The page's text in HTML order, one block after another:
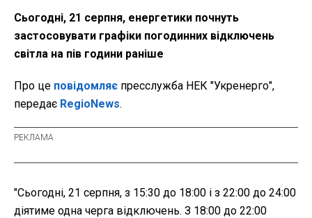
Сьогодні, 21 серпня, енергетики почнуть
застосовувати графіки погодинних відключень
світла на пів години раніше
Про це повідомляє пресслужба НЕК "Укренерго",
передає RegioNews.
"Сьогодні, 21 серпня, з 15:30 до 18:00 і з 22:00 до 24:00
діятиме одна черга відключень. З 18:00 до 22:00